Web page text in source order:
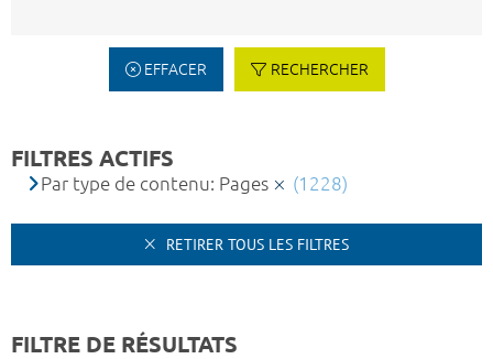
EFFACER RECHERCHER
FILTRES ACTIFS
Par type de contenu: Pages (1228)
RETIRER TOUS LES FILTRES
FILTRE DE RÉSULTATS